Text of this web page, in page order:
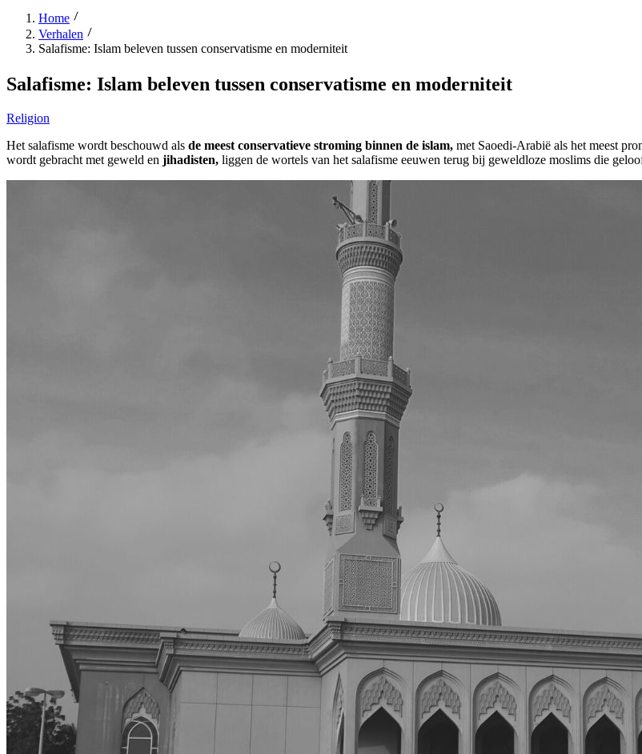
Home
Verhalen
Salafisme: Islam beleven tussen conservatisme en moderniteit
Salafisme: Islam beleven tussen conservatisme en moderniteit
Religion
Het salafisme wordt beschouwd als de meest conservatieve stroming binnen de islam, met Saoedi-Arabië als het meest
wordt gebracht met geweld en jihadisten, liggen de wortels van het salafisme eeuwen terug bij geweldloze moslims die